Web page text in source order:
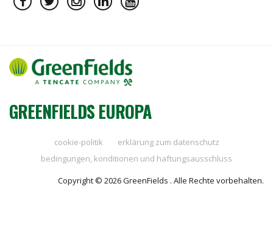
GREENFIELDS EUROPA
cookie-politik
erklärung zum datenschutz
bedingungen, konditionen und haftungsausschluss
Copyright © 2026 GreenFields . Alle Rechte vorbehalten.